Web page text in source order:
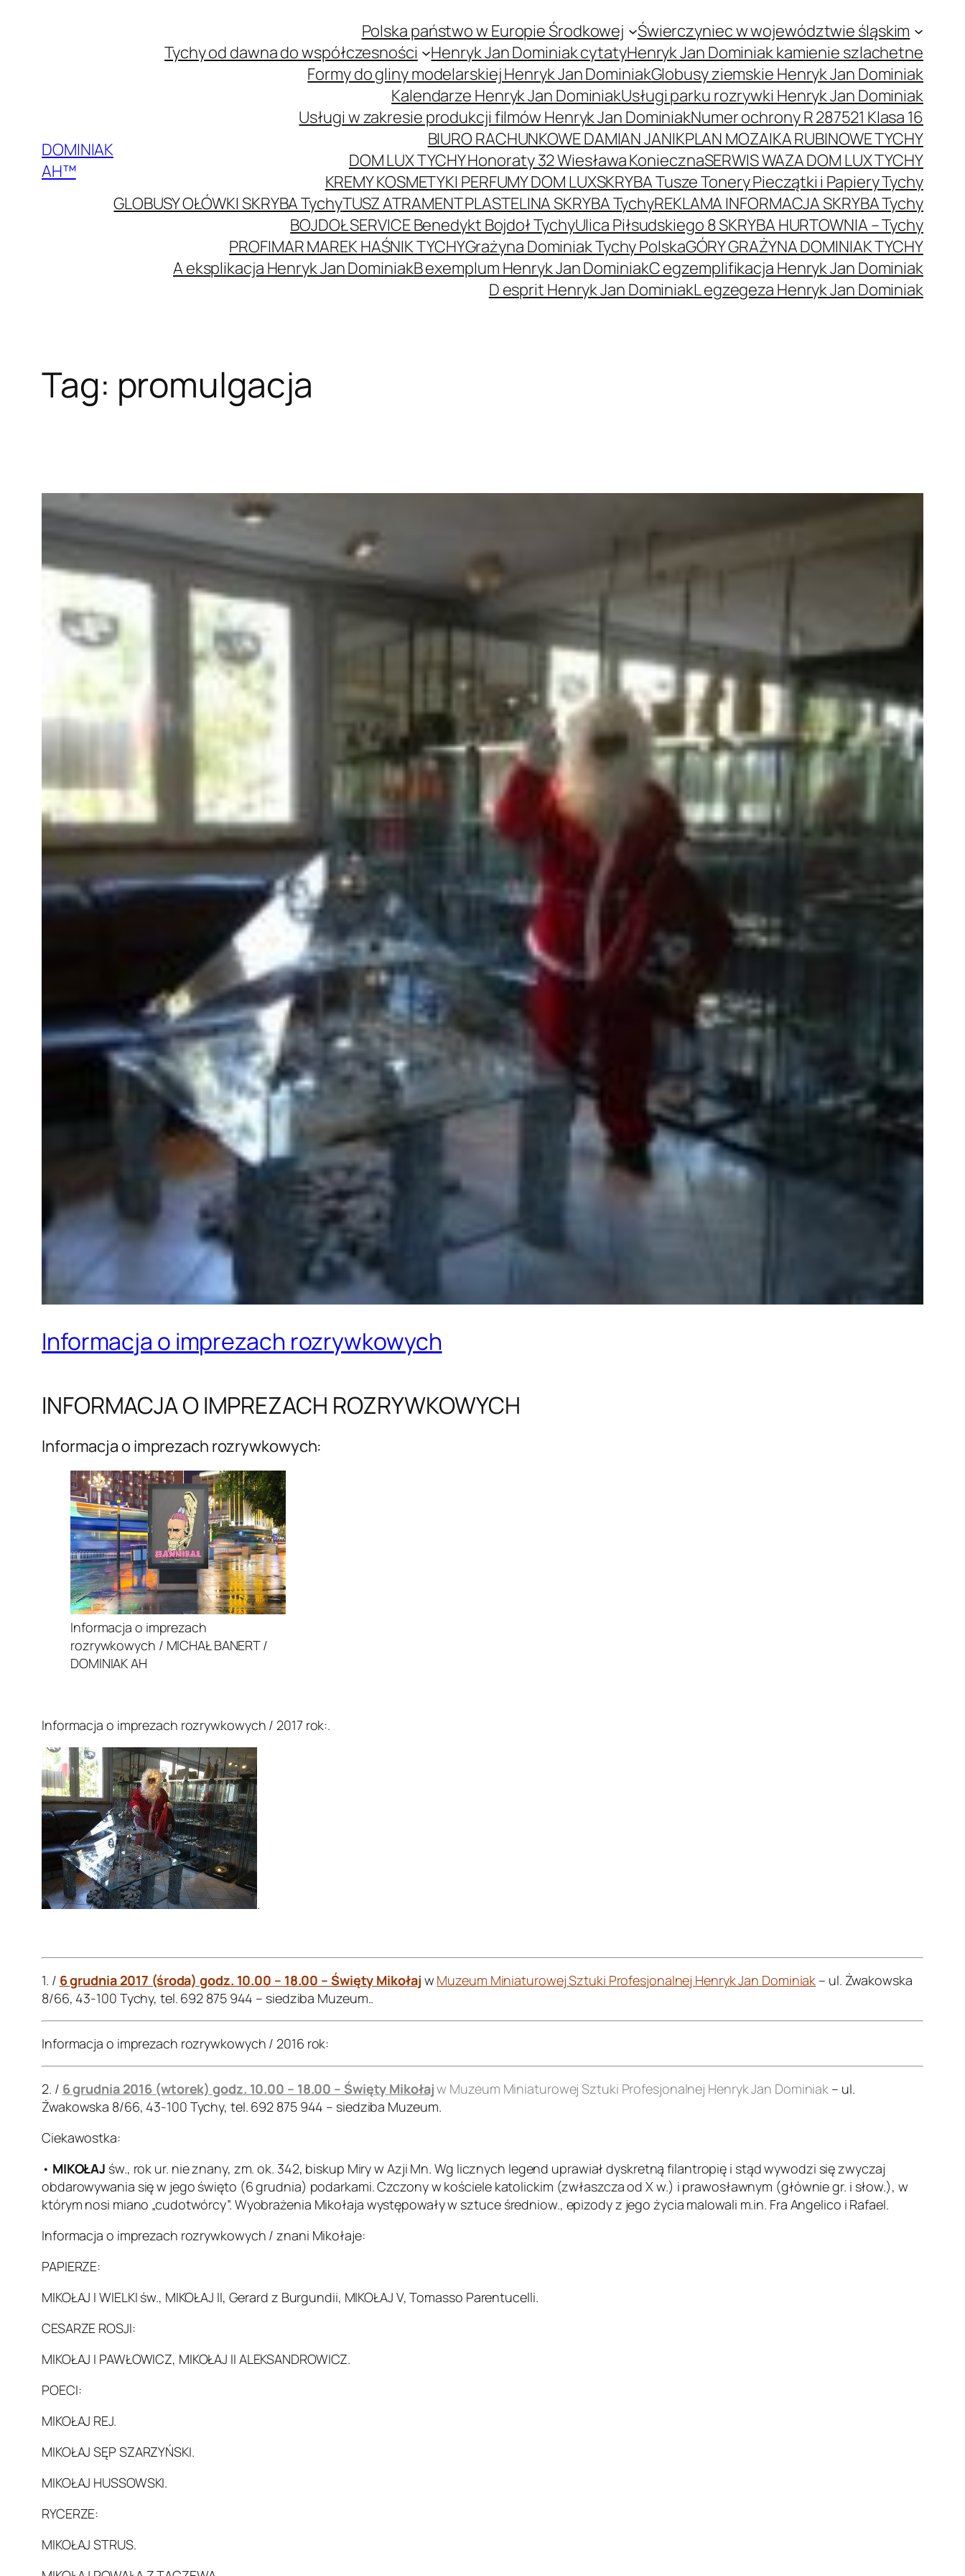
DOMINIAK
AH™
Polska państwo w Europie Środkowej
Świerczyniec w województwie śląskim
Tychy od dawna do współczesności
Henryk Jan Dominiak cytatyHenryk Jan Dominiak kamienie szlachetne
Formy do gliny modelarskiej Henryk Jan DominiakGlobusy ziemskie Henryk Jan Dominiak
Kalendarze Henryk Jan DominiakUsługi parku rozrywki Henryk Jan Dominiak
Usługi w zakresie produkcji filmów Henryk Jan DominiakNumer ochrony R 287521 Klasa 16
BIURO RACHUNKOWE DAMIAN JANIKPLAN MOZAIKA RUBINOWE TYCHY
DOM LUX TYCHY Honoraty 32 Wiesława KoniecznaSERWIS WAZA DOM LUX TYCHY
KREMY KOSMETYKI PERFUMY DOM LUXSKRYBA Tusze Tonery Pieczątki i Papiery Tychy
GLOBUSY OŁÓWKI SKRYBA TychyTUSZ ATRAMENT PLASTELINA SKRYBA TychyREKLAMA INFORMACJA SKRYBA Tychy
BOJDOŁ SERVICE Benedykt Bojdoł TychyUlica Piłsudskiego 8 SKRYBA HURTOWNIA – Tychy
PROFIMAR MAREK HAŚNIK TYCHYGrażyna Dominiak Tychy PolskaGÓRY GRAŻYNA DOMINIAK TYCHY
A eksplikacja Henryk Jan DominiakB exemplum Henryk Jan DominiakC egzemplifikacja Henryk Jan Dominiak
D esprit Henryk Jan DominiakL egzegeza Henryk Jan Dominiak
Tag: promulgacja
Informacja o imprezach rozrywkowych
INFORMACJA O IMPREZACH ROZRYWKOWYCH
Informacja o imprezach rozrywkowych:
Informacja o imprezach
rozrywkowych / MICHAŁ BANERT /
DOMINIAK AH
Informacja o imprezach rozrywkowych / 2017 rok:.
.
1. / 6 grudnia 2017 (środa) godz. 10.00 – 18.00 – Święty Mikołaj w Muzeum Miniaturowej Sztuki Profesjonalnej Henryk Jan Dominiak – ul. Żwakowska
8/66, 43-100 Tychy, tel. 692 875 944 – siedziba Muzeum..
Informacja o imprezach rozrywkowych / 2016 rok:
2. / 6 grudnia 2016 (wtorek) godz. 10.00 – 18.00 – Święty Mikołajw Muzeum Miniaturowej Sztuki Profesjonalnej Henryk Jan Dominiak – ul.
Żwakowska 8/66, 43-100 Tychy, tel. 692 875 944 – siedziba Muzeum.
Ciekawostka:
• MIKOŁAJ św., rok ur. nie znany, zm. ok. 342, biskup Miry w Azji Mn. Wg licznych legend uprawiał dyskretną filantropię i stąd wywodzi się zwyczaj
obdarowywania się w jego święto (6 grudnia) podarkami. Czczony w kościele katolickim (zwłaszcza od X w.) i prawosławnym (głównie gr. i słow.), w
którym nosi miano „cudotwórcy”. Wyobrażenia Mikołaja występowały w sztuce średniow., epizody z jego życia malowali m.in. Fra Angelico i Rafael.
Informacja o imprezach rozrywkowych / znani Mikołaje:
PAPIERZE:
MIKOŁAJ I WIELKI św., MIKOŁAJ II, Gerard z Burgundii, MIKOŁAJ V, Tomasso Parentucelli.
CESARZE ROSJI:
MIKOŁAJ I PAWŁOWICZ, MIKOŁAJ II ALEKSANDROWICZ.
POECI:
MIKOŁAJ REJ.
MIKOŁAJ SĘP SZARZYŃSKI.
MIKOŁAJ HUSSOWSKI.
RYCERZE:
MIKOŁAJ STRUS.